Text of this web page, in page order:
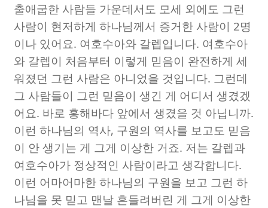
출애굽한 사람들 가운데서도 모세 외에도 그런
사람이 현저하게 하나님께서 증거한 사람이 2명
이나 있어요. 여호수아와 갈렙입니다. 여호수아
와 갈렙이 처음부터 이렇게 믿음이 완전하게 세
워졌던 그런 사람은 아니었을 것입니다. 그런데
그 사람들이 그런 믿음이 생긴 게 어디서 생겼겠
어요. 바로 홍해바다 앞에서 생겼을 것 아닙니까.
이런 하나님의 역사, 구원의 역사를 보고도 믿음
이 안 생기는 게 그게 이상한 거죠. 저는 갈렙과
여호수아가 정상적인 사람이라고 생각합니다.
이런 어마어마한 하나님의 구원을 보고 그런 하
나님을 못 믿고 맨날 흔들려버린 게 그게 이상한